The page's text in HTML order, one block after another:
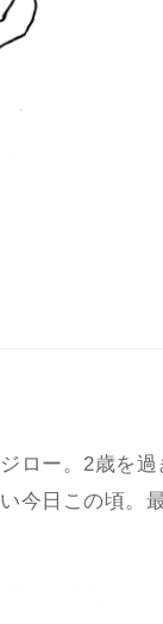
ロー。2歳を
今日この頃。